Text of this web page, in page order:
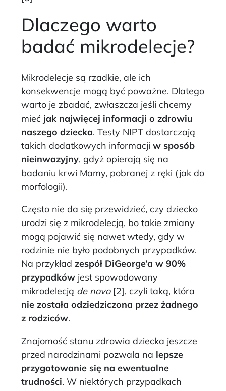
Dlaczego warto
badać mikrodelecje?
Mikrodelecje są rzadkie, ale ich
konsekwencje mogą być poważne. Dlatego
warto je zbadać, zwłaszcza jeśli chcemy
mieć jak najwięcej informacji o zdrowiu
naszego dziecka. Testy NIPT dostarczają
takich dodatkowych informacji w sposób
nieinwazyjny, gdyż opierają się na
badaniu krwi Mamy, pobranej z ręki (jak do
morfologii).
Często nie da się przewidzieć, czy dziecko
urodzi się z mikrodelecją, bo takie zmiany
mogą pojawić się nawet wtedy, gdy w
rodzinie nie było podobnych przypadków.
Na przykład zespół DiGeorge’a w 90%
przypadków jest spowodowany
mikrodelecją de novo[2], czyli taką, która
nie została odziedziczona przez żadnego
z rodziców.
Znajomość stanu zdrowia dziecka jeszcze
przed narodzinami pozwala na lepsze
przygotowanie się na ewentualne
trudności. W niektórych przypadkach